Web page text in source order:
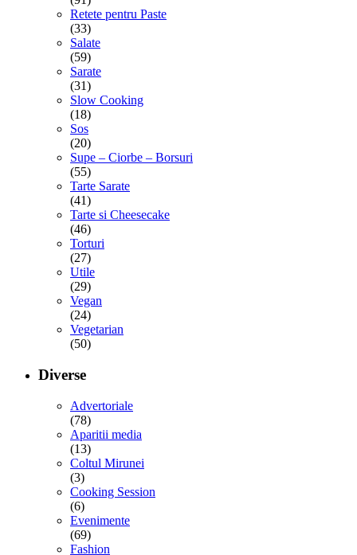
Retete pentru Paste
(33)
Salate
(59)
Sarate
(31)
Slow Cooking
(18)
Sos
(20)
Supe – Ciorbe – Borsuri
(55)
Tarte Sarate
(41)
Tarte si Cheesecake
(46)
Torturi
(27)
Utile
(29)
Vegan
(24)
Vegetarian
(50)
Diverse
Advertoriale
(78)
Aparitii media
(13)
Coltul Mirunei
(3)
Cooking Session
(6)
Evenimente
(69)
Fashion